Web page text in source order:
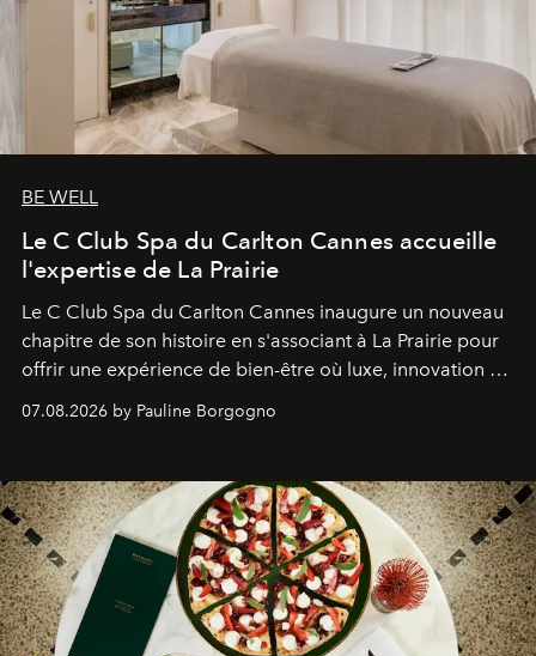
BE WELL
Le C Club Spa du Carlton Cannes accueille
l'expertise de La Prairie
Le C Club Spa du Carlton Cannes inaugure un nouveau
chapitre de son histoire en s'associant à La Prairie pour
offrir une expérience de bien-être où luxe, innovation et
07.08.2026 by Pauline Borgogno